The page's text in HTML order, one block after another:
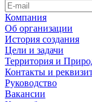
Компания
Об организации
История создания
Цели и задачи
Территория и
Контакты и
Руководство
Вакансии